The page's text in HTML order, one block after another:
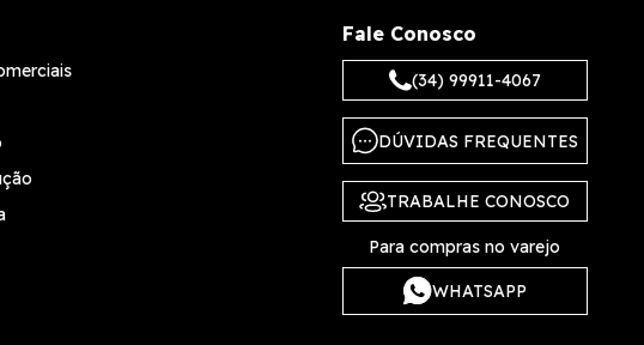
Fale Conosco
(34) 99911-4067
DÚVIDAS FREQUENTES
TRABALHE CONOSCO
Para compras no varejo
WHATSAPP